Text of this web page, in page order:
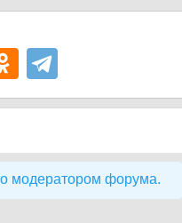
модератором форума.